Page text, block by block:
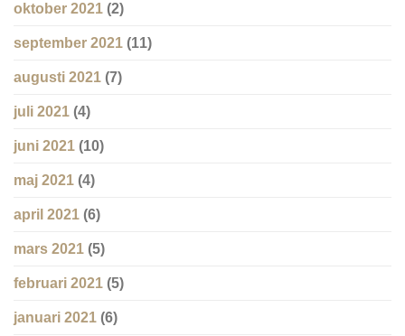
oktober 2021 (2)
september 2021 (11)
augusti 2021 (7)
juli 2021 (4)
juni 2021 (10)
maj 2021 (4)
april 2021 (6)
mars 2021 (5)
februari 2021 (5)
januari 2021 (6)